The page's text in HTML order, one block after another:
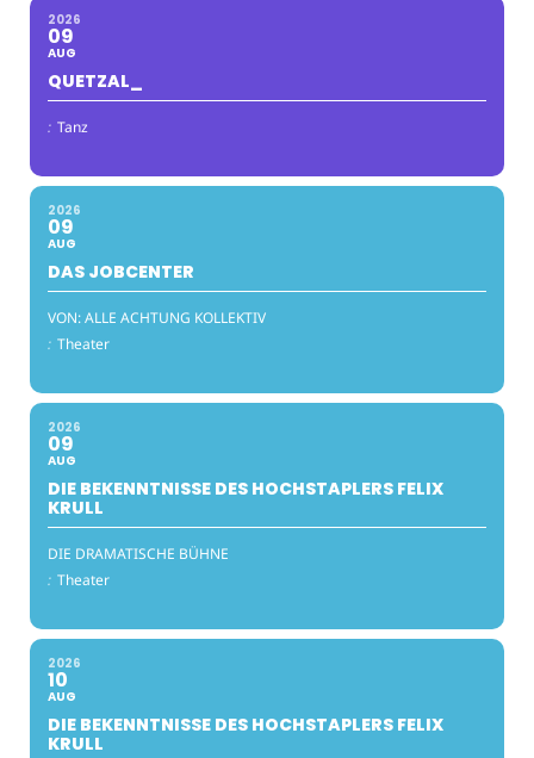
2026
09
AUG
QUETZAL_
: Tanz
2026
09
AUG
DAS JOBCENTER
VON: ALLE ACHTUNG KOLLEKTIV
: Theater
2026
09
AUG
DIE BEKENNTNISSE DES HOCHSTAPLERS FELIX
KRULL
DIE DRAMATISCHE BÜHNE
: Theater
2026
10
AUG
DIE BEKENNTNISSE DES HOCHSTAPLERS FELIX
KRULL